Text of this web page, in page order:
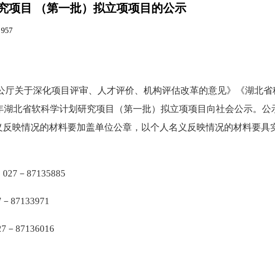
项目 （第一批）拟立项项目的公示
957
厅关于深化项目评审、人才评价、机构评估改革的意见》《湖北
湖北省软科学计划研究项目（第一批）拟立项项目向社会公示。 公
映情况的材料要加盖单位公章，以个人名义反映情况的材料要具
027－87135885
87133971
－87136016